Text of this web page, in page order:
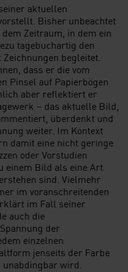
aktuellen
Bisher unbeachtet
Zeitraum, in dem ein
tagebuchartig den
begleitet.
dass er die vom
Pinsel auf Papierbögen
aber reflektiert er
– das aktuelle Bild,
überdenkt und
weiter. Im Kontext
damit eine nicht geringe
oder Vorstudien
einem Bild als eine Art
sind. Vielmehr
im voranschreitenden
im Fall seiner
auch die
der
einzelnen
jenseits der Farbe
unabdingbar wird.